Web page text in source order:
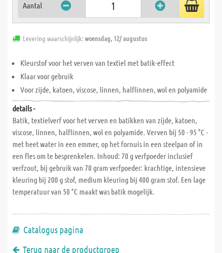
Aantal
Levering waarschijnlijk:woensdag, 12/ augustus
Kleurstof voor het verven van textiel met batik-effect
Klaar voor gebruik
Voor zijde, katoen, viscose, linnen, halflinnen, wol en polyamide
details -
Batik, textielverf voor het verven en batikken van zijde, katoen,
viscose, linnen, halflinnen, wol en polyamide. Verven bij 50 - 95 °C -
met heet water in een emmer, op het fornuis in een steelpan of in
een fles om te besprenkelen. Inhoud: 70 g verfpoeder inclusief
verfzout, bij gebruik van 70 gram verfpoeder: krachtige, intensieve
kleuring bij 200 g stof, medium kleuring bij 400 gram stof. Een lage
temperatuur van 50 °C maakt was batik mogelijk.
Catalogus pagina
Terug naar de productgroep